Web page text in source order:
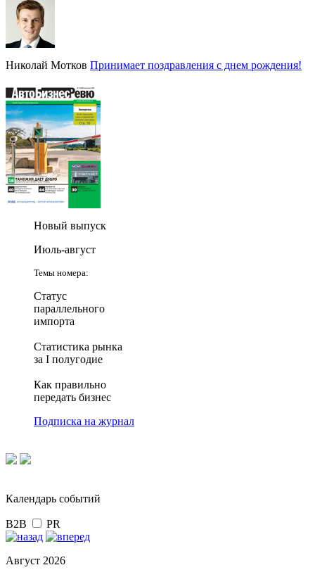
Николай Мотков Принимает поздравления с днем рождения!
Новый выпуск
Июль-август
Темы номера:
Статус
параллельного
импорта
Статистика рынка
за I полугодие
Как правильно
передать бизнес
Подписка на журнал
Календарь событий
B2B PR
Август 2026